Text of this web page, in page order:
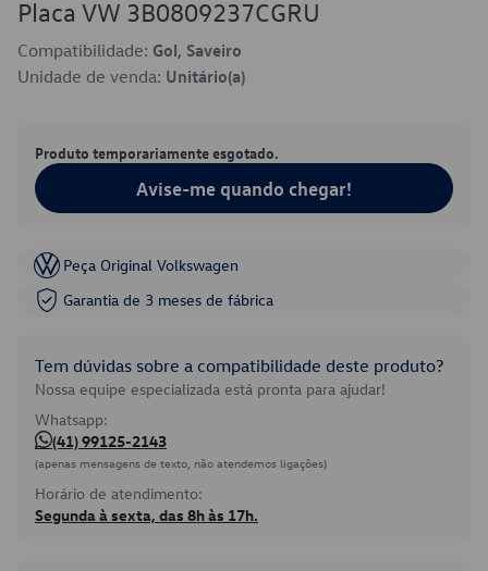
Placa VW 3B0809237CGRU
Compatibilidade: Gol, Saveiro
Unidade de venda: Unitário(a)
Produto temporariamente esgotado.
Avise-me quando chegar!
Peça Original Volkswagen
Garantia de 3 meses de fábrica
Tem dúvidas sobre a compatibilidade deste produto?
Nossa equipe especializada está pronta para ajudar!
Whatsapp:
(41) 99125-2143
(apenas mensagens de texto, não atendemos ligações)
Horário de atendimento:
Segunda à sexta, das 8h às 17h.